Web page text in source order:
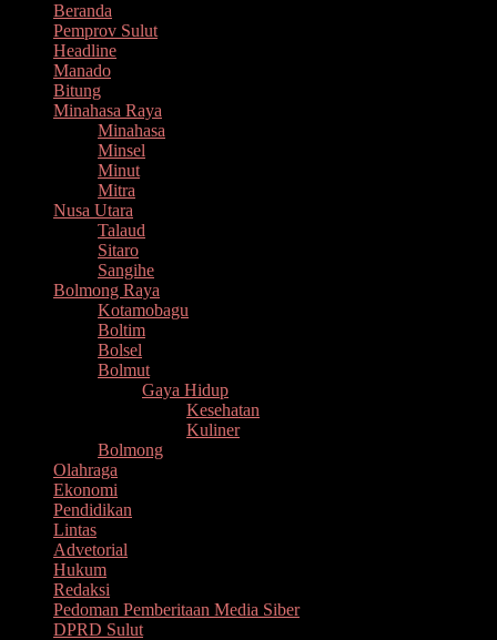
Beranda
Pemprov Sulut
Headline
Manado
Bitung
Minahasa Raya
Minahasa
Minsel
Minut
Mitra
Nusa Utara
Talaud
Sitaro
Sangihe
Bolmong Raya
Kotamobagu
Boltim
Bolsel
Bolmut
Gaya Hidup
Kesehatan
Kuliner
Bolmong
Olahraga
Ekonomi
Pendidikan
Lintas
Advetorial
Hukum
Redaksi
Pedoman Pemberitaan Media Siber
DPRD Sulut